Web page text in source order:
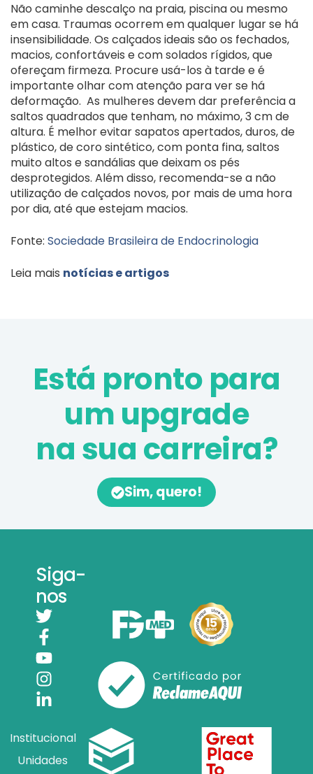
Não caminhe descalço na praia, piscina ou mesmo
em casa. Traumas ocorrem em qualquer lugar se há
insensibilidade. Os calçados ideais são os fechados,
macios, confortáveis e com solados rígidos, que
ofereçam firmeza. Procure usá-los à tarde e é
importante olhar com atenção para ver se há
deformação. As mulheres devem dar preferência a
saltos quadrados que tenham, no máximo, 3 cm de
altura. É melhor evitar sapatos apertados, duros, de
plástico, de coro sintético, com ponta fina, saltos
muito altos e sandálias que deixam os pés
desprotegidos. Além disso, recomenda-se a não
utilização de calçados novos, por mais de uma hora
por dia, até que estejam macios.
Fonte: Sociedade Brasileira de Endocrinologia
Leia mais notícias e artigos
Está pronto para
um upgrade
na sua carreira?
Sim, quero!
Siga-
nos
Institucional
Unidades